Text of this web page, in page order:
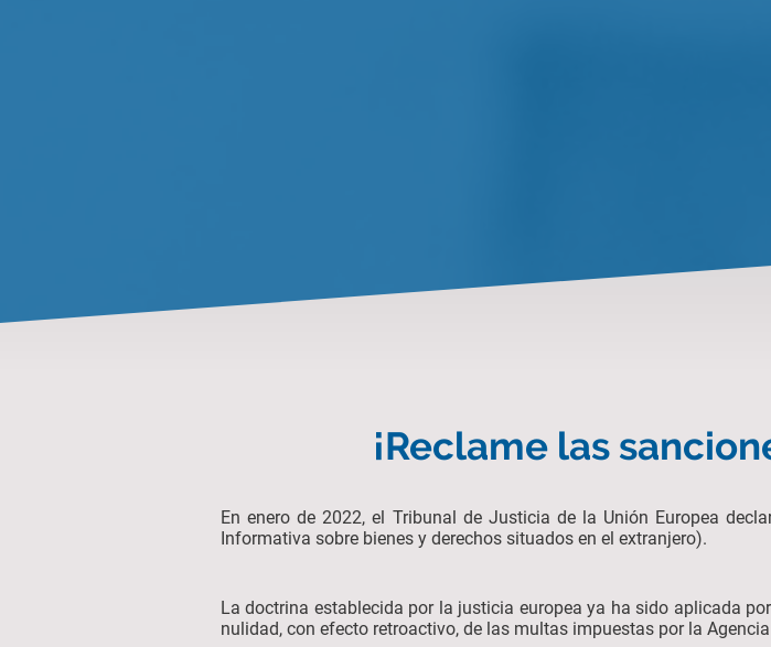
¡Reclame las
En enero de 2022, el Tribunal de Justicia de la Unión Europea
Informativa sobre bienes y derechos situados en el extranjero).
La doctrina establecida por la justicia europea ya ha sido aplicada
nulidad, con efecto retroactivo, de las multas impuestas por la